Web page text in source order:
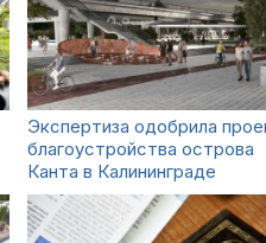
Экспертиза одобрила
благоустройства острова
Канта в Калининграде